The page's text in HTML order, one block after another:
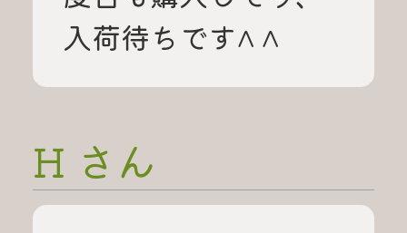
入荷待ちです^ ^
H さん